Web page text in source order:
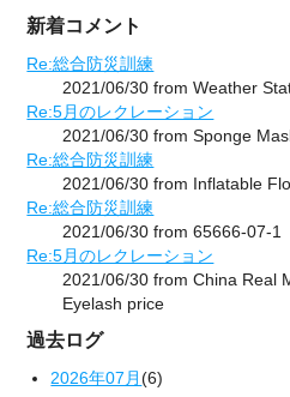
新着コメント
Re:総合防災訓練
2021/06/30 from Weather
Re:5月のレクレーション
2021/06/30 from Sponge
Re:総合防災訓練
2021/06/30 from Inflatable
Re:総合防災訓練
2021/06/30 from 65666-07-1
Re:5月のレクレーション
2021/06/30 from China Real
Eyelash price
過去ログ
2026年07月(6)